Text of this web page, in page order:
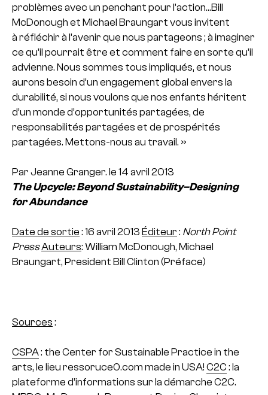
problèmes avec un penchant pour l’action…Bill
McDonough et Michael Braungart vous invitent
à réfléchir à l’avenir que nous partageons ; à imaginer
ce qu’il pourrait être et comment faire en sorte qu’il
advienne. Nous sommes tous impliqués, et nous
aurons besoin d’un engagement global envers la
durabilité, si nous voulons que nos enfants héritent
d’un monde d’opportunités partagées, de
responsabilités partagées et de prospérités
partagées. Mettons-nous au travail. »
Par Jeanne Granger. le 14 avril 2013
The Upcycle: Beyond Sustainability–Designing
forAbundance
Date de sortie : 16 avril 2013 Éditeur : North Point
PressAuteurs: William McDonough, Michael
Braungart, President Bill Clinton (Préface)
Sources :
CSPA: the Center for Sustainable Practice in the
arts, le lieu ressoruce0.com made in USA! C2C : la
plateforme d’informations sur la démarche C2C.